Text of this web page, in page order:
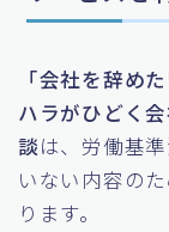
「会社を辞め
ハラがひどく
談は、労働基
いない内容の
ります。